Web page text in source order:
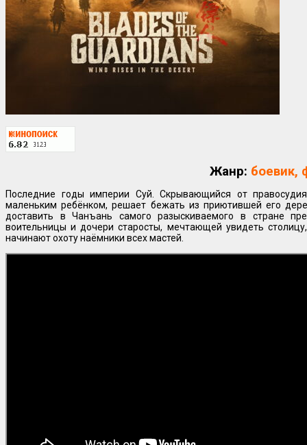
Жанр: боевик,
Последние годы империи Суй. Скрывающийся от
маленьким ребёнком, решает бежать из приютившей его
доставить в Чанъань самого разыскиваемого в стране
воительницы и дочери старосты, мечтающей увидеть
начинают охоту наёмники всех мастей.